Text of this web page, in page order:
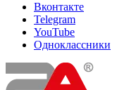
Вконтакте
Telegram
YouTube
Одноклассники